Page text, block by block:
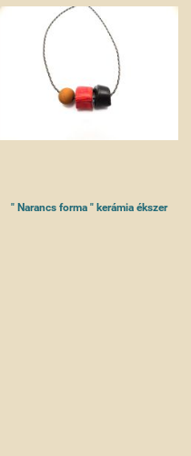
" Narancs forma " kerámia ékszer